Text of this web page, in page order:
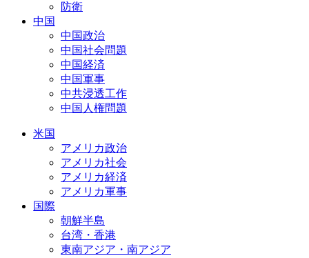
防衛
中国
中国政治
中国社会問題
中国経済
中国軍事
中共浸透工作
中国人権問題
米国
アメリカ政治
アメリカ社会
アメリカ経済
アメリカ軍事
国際
朝鮮半島
台湾・香港
東南アジア・南アジア